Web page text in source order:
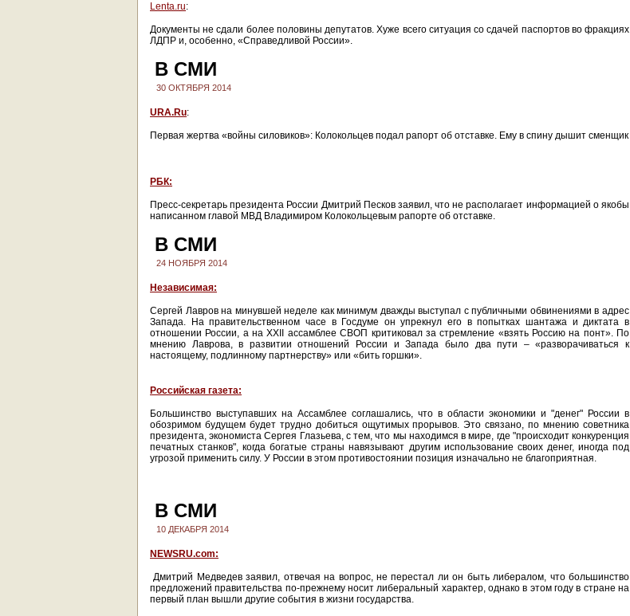
Lenta.ru:
Документы не сдали более половины депутатов. Хуже всего ситуация со сдачей паспортов во фракциях
ЛДПР и, особенно, «Справедливой России».
В СМИ
30 ОКТЯБРЯ 2014
URA.Ru:
Первая жертва «войны силовиков»: Колокольцев подал рапорт об отставке. Ему в спину дышит сменщик
РБК:
Пресс-секретарь президента России Дмитрий Песков заявил, что не располагает информацией о якобы
написанном главой МВД Владимиром Колокольцевым рапорте об отставке.
В СМИ
24 НОЯБРЯ 2014
Независимая:
Сергей Лавров на минувшей неделе как минимум дважды выступал с публичными обвинениями в адрес
Запада. На правительственном часе в Госдуме он упрекнул его в попытках шантажа и диктата в
отношении России, а на XXII ассамблее СВОП критиковал за стремление «взять Россию на понт». По
мнению Лаврова, в развитии отношений России и Запада было два пути – «разворачиваться к
настоящему, подлинному партнерству» или «бить горшки».
Российская газета:
Большинство выступавших на Ассамблее соглашались, что в области экономики и "денег" России в
обозримом будущем будет трудно добиться ощутимых прорывов. Это связано, по мнению советника
президента, экономиста Сергея Глазьева, с тем, что мы находимся в мире, где "происходит конкуренция
печатных станков", когда богатые страны навязывают другим использование своих денег, иногда под
угрозой применить силу. У России в этом противостоянии позиция изначально не благоприятная.
В СМИ
10 ДЕКАБРЯ 2014
NEWSRU.com:
Дмитрий Медведев заявил, отвечая на вопрос, не перестал ли он быть либералом, что большинство
предложений правительства по-прежнему носит либеральный характер, однако в этом году в стране на
первый план вышли другие события в жизни государства.